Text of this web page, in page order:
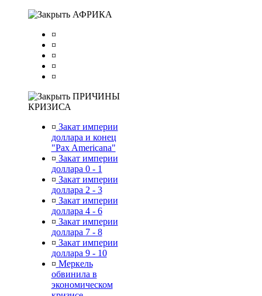
АФРИКА
¤
¤
¤
¤
¤
ПРИЧИНЫ
КРИЗИСА
¤ Закат империи
доллара и конец
"Pax Americana"
¤ Закат империи
доллара 0 - 1
¤ Закат империи
доллара 2 - 3
¤ Закат империи
доллара 4 - 6
¤ Закат империи
доллара 7 - 8
¤ Закат империи
доллара 9 - 10
¤ Меркель
обвинила в
экономическом